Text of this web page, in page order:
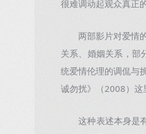
很难调动起观众真正
两部影片对爱情的
关系、婚姻关系，部
统爱情伦理的调侃与
诚勿扰》（2008）这
这种表述本身是有